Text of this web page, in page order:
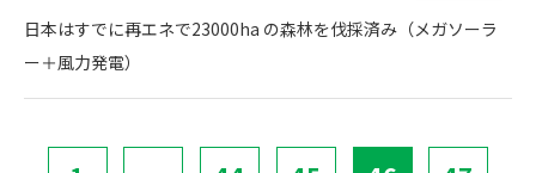
日本はすでに再エネで23000ha の森林を伐採済み（メガソーラ
ー＋風力発電）